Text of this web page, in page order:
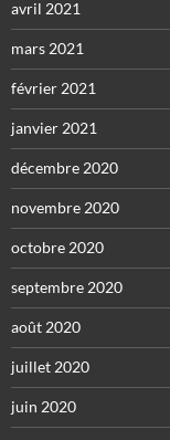
avril 2021
mars 2021
février 2021
janvier 2021
décembre 2020
novembre 2020
octobre 2020
septembre 2020
août 2020
juillet 2020
juin 2020